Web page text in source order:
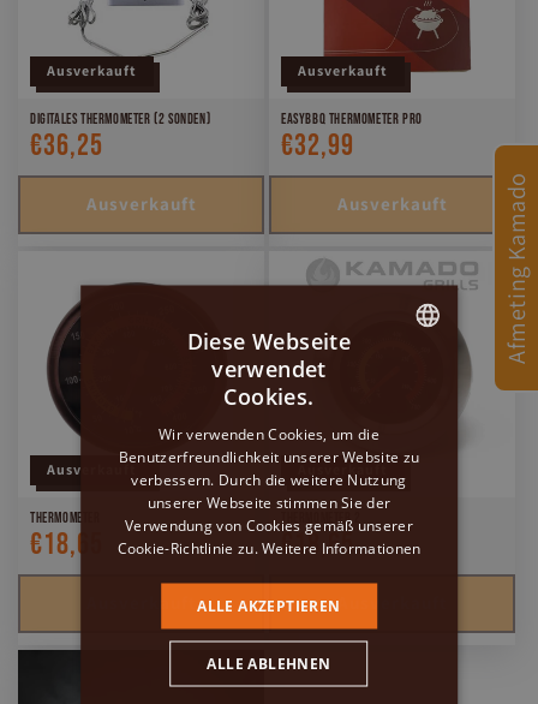
Ausverkauft
Digitales Thermometer (2 Sonden)
Normaler
Preis
€36,25
Ausverkauft
Ausverkauft
EasyBBQ Thermometer Pro
Normaler
Preis
€32,99
Ausverkauft
Ausverkauft
Thermometer
Normaler
Preis
€18,65
Thermometer 2
Normaler
€18,65
Ausverkauft
ENGLISH
Diese Webseite
verwendet
Cookies.
Wir verwenden Cookies, um die
Benutzerfreundlichkeit unserer Website zu
verbessern. Durch die weitere Nutzung
unserer Webseite stimmen Sie der
Verwendung von Cookies gemäß unserer
Cookie-Richtlinie zu.Weitere Informationen
ALLE AKZEPTIEREN
ALLE ABLEHNEN
Afmeting Kamado